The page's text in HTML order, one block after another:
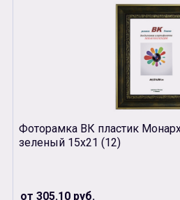
Фоторамка ВК пластик
зеленый 15х21 (12)
от 305.10 руб.